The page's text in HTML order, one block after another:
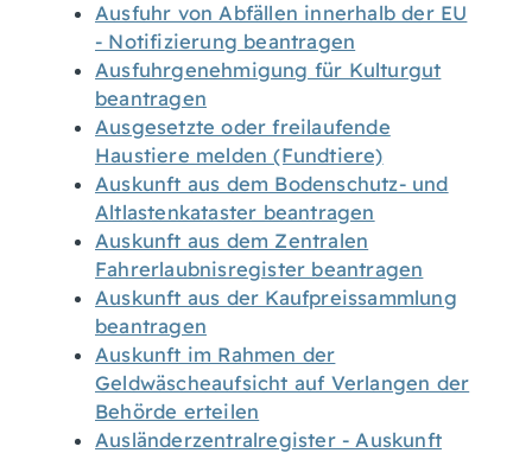
Ausfuhr von Abfällen innerhalb der EU
- Notifizierung beantragen
Ausfuhrgenehmigung für Kulturgut
beantragen
Ausgesetzte oder freilaufende
Haustiere melden (Fundtiere)
Auskunft aus dem Bodenschutz- und
Altlastenkataster beantragen
Auskunft aus dem Zentralen
Fahrerlaubnisregister beantragen
Auskunft aus der Kaufpreissammlung
beantragen
Auskunft im Rahmen der
Geldwäscheaufsicht auf Verlangen der
Behörde erteilen
Ausländerzentralregister - Auskunft